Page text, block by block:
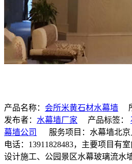
产品名称： 会所米黄石材水幕墙
发布者： 水幕墙厂家 产品标签：
幕墙公司
服务项目：水幕墙北京
电话：13911828483，主要项目有
设计施工、公园景区水幕玻璃流水